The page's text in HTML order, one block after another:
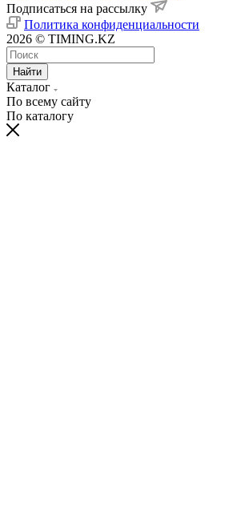
Подписаться на рассылку
Политика конфиденциальности
2026 © TIMING.KZ
Найти
Каталог
По всему сайту
По каталогу